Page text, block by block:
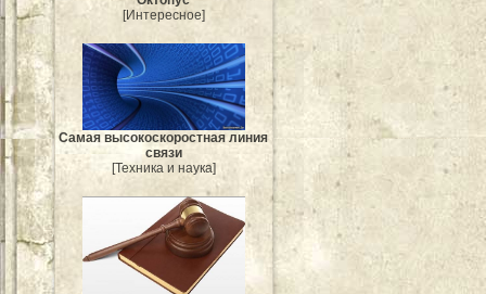
[Интересное]
Самая высокоскоростная линия
связи
[Техника и наука]